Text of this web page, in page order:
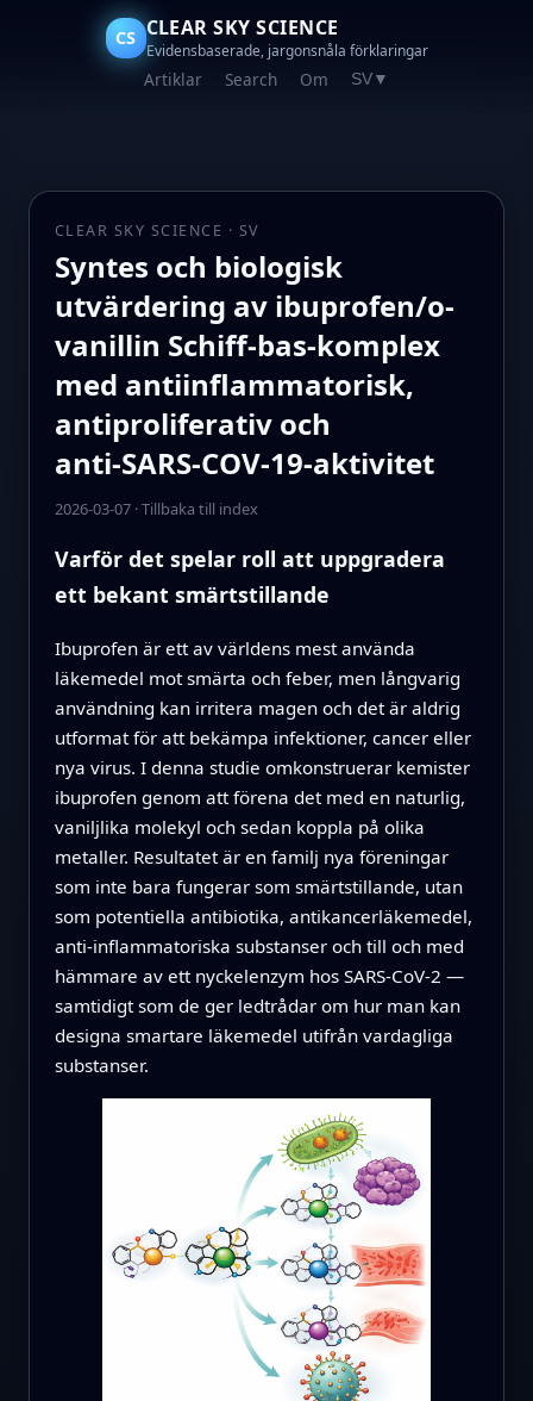
CS CLEAR SKY SCIENCE
Evidensbaserade, jargonsnåla förklaringar
Artiklar Search Om SV ▼
CLEAR SKY SCIENCE · SV
Syntes och biologisk
utvärdering av ibuprofen/o-
vanillin Schiff‑bas‑komplex
med antiinflammatorisk,
antiproliferativ och
anti‑SARS‑COV‑19‑aktivitet
2026-03-07·Tillbaka till index
Varför det spelar roll att uppgradera
ett bekant smärtstillande
Ibuprofen är ett av världens mest använda
läkemedel mot smärta och feber, men långvarig
användning kan irritera magen och det är aldrig
utformat för att bekämpa infektioner, cancer eller
nya virus. I denna studie omkonstruerar kemister
ibuprofen genom att förena det med en naturlig,
vaniljlika molekyl och sedan koppla på olika
metaller. Resultatet är en familj nya föreningar
som inte bara fungerar som smärtstillande, utan
som potentiella antibiotika, antikancerläkemedel,
anti‑inflammatoriska substanser och till och med
hämmare av ett nyckelenzym hos SARS‑CoV‑2 —
samtidigt som de ger ledtrådar om hur man kan
designa smartare läkemedel utifrån vardagliga
substanser.